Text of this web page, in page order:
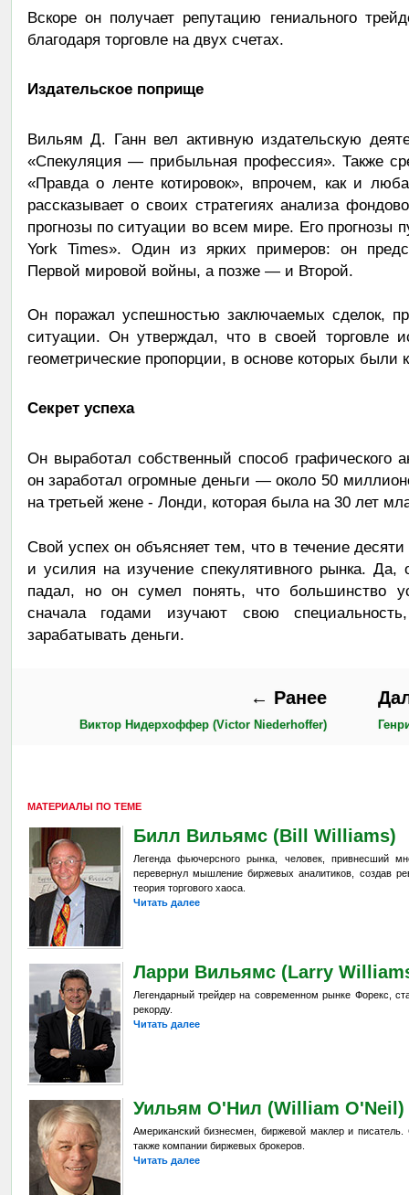
Вскоре он получает репутацию гениального
благодаря торговле на двух счетах.
Издательское поприще
Вильям Д. Ганн вел активную издательскую
«Спекуляция — прибыльная профессия». Также
«Правда о ленте котировок», впрочем, как и
рассказывает о своих стратегиях анализа
прогнозы по ситуации во всем мире. Его прогнозы
York Times». Один из ярких примеров: он
Первой мировой войны, а позже — и Второй.
Он поражал успешностью заключаемых сделок,
ситуации. Он утверждал, что в своей торговле
геометрические пропорции, в основе которых были
Секрет успеха
Он выработал собственный способ графического
он заработал огромные деньги — около 50
на третьей жене - Лонди, которая была на 30 лет
Свой успех он объясняет тем, что в течение
и усилия на изучение спекулятивного рынка. Да,
падал, но он сумел понять, что большинство
сначала годами изучают свою
зарабатывать деньги.
← Ранее
Виктор Нидерхоффер (Victor Niederhoffer)
МАТЕРИАЛЫ ПО ТЕМЕ
Билл Вильямс (Bill Williams)
Легенда фьючерсного рынка, человек, привнесший
перевернул мышление биржевых аналитиков, создав
теория торгового хаоса.
Читать далее
Ларри Вильямс (Larry
Легендарный трейдер на современном рынке Форекс,
рекорду.
Читать далее
Уильям О'Нил (William O'Neil)
Американский бизнесмен, биржевой маклер и
также компании биржевых брокеров.
Читать далее